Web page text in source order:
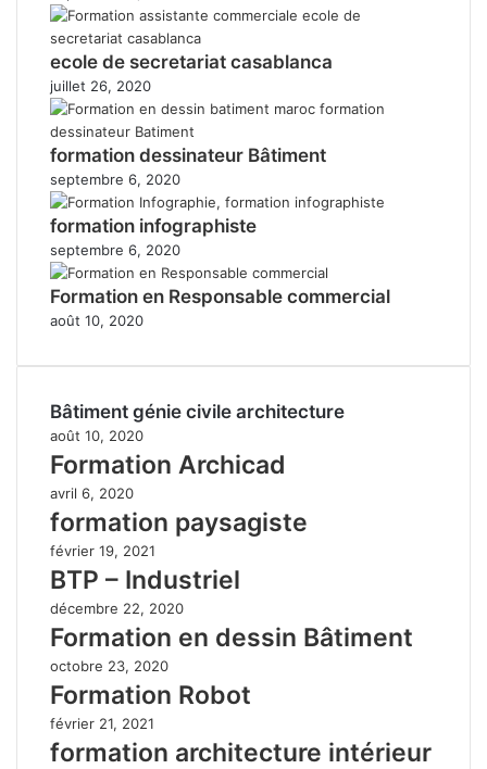
ecole de secretariat casablanca
juillet 26, 2020
formation dessinateur Bâtiment
septembre 6, 2020
formation infographiste
septembre 6, 2020
Formation en Responsable commercial
août 10, 2020
Bâtiment génie civile architecture
août 10, 2020
Formation Archicad
avril 6, 2020
formation paysagiste
février 19, 2021
BTP – Industriel
décembre 22, 2020
Formation en dessin Bâtiment
octobre 23, 2020
Formation Robot
février 21, 2021
formation architecture intérieur